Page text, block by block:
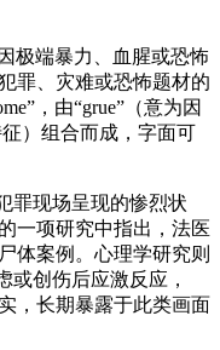
极端暴力、血腥或恐怖
罪、灾难或恐怖题材的
，由“grue”（意为因
）组合而成，字面可
罪现场呈现的惨烈状
一项研究中指出，法医
体案例。心理学研究则
或创伤后应激反应，
，长期暴露于此类画面